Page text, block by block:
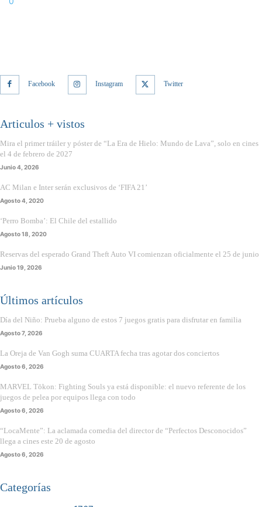
Facebook Instagram Twitter
Articulos + vistos
Mira el primer tráiler y póster de “La Era de Hielo: Mundo de Lava”, solo en cines
el 4 de febrero de 2027
Junio 4, 2026
AC Milan e Inter serán exclusivos de ‘FIFA 21’
Agosto 4, 2020
‘Perro Bomba’: El Chile del estallido
Agosto 18, 2020
Reservas del esperado Grand Theft Auto VI comienzan oficialmente el 25 de junio
Junio 19, 2026
Últimos artículos
Día del Niño: Prueba alguno de estos 7 juegos gratis para disfrutar en familia
Agosto 7, 2026
La Oreja de Van Gogh suma CUARTA fecha tras agotar dos conciertos
Agosto 6, 2026
MARVEL Tōkon: Fighting Souls ya está disponible: el nuevo referente de los
juegos de pelea por equipos llega con todo
Agosto 6, 2026
“LocaMente”: La aclamada comedia del director de “Perfectos Desconocidos”
llega a cines este 20 de agosto
Agosto 6, 2026
Categorías